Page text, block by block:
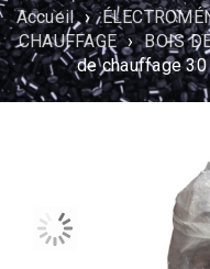
Accueil ›
CHAUFFAGE › BOIS
de chauffage